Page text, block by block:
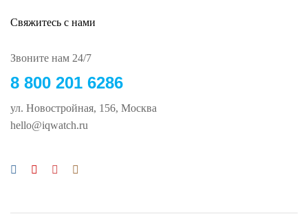
Свяжитесь с нами
Звоните нам 24/7
8 800 201 6286
ул. Новостройная, 156, Москва
hello@iqwatch.ru